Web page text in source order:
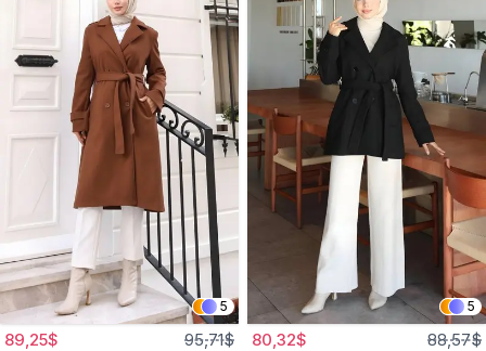
5
89,25$ 95,71$
5
80,32$ 88,57$